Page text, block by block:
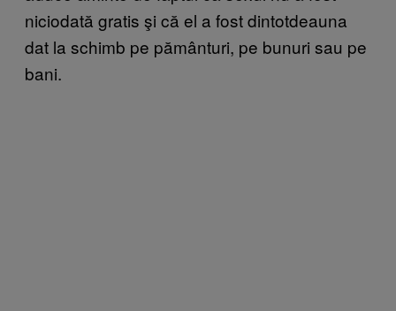
niciodată gratis şi că el a fost dintotdeauna
dat la schimb pe pământuri, pe bunuri sau pe
bani.